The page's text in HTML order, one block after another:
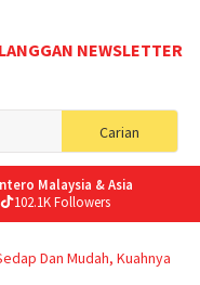
LANGGAN NEWSLETTER
Carian
for:
Malaysia & Asia
102.1K Followers
Dan Mudah, Kuahnya